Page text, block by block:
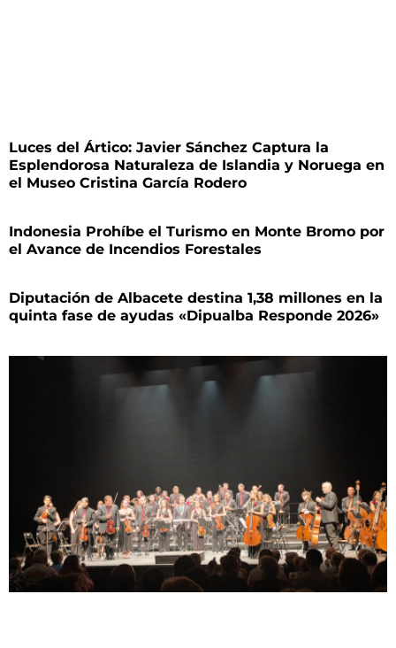
Luces del Ártico: Javier Sánchez Captura la
Esplendorosa Naturaleza de Islandia y Noruega en
el Museo Cristina García Rodero
Indonesia Prohíbe el Turismo en Monte Bromo por
el Avance de Incendios Forestales
Diputación de Albacete destina 1,38 millones en la
quinta fase de ayudas «Dipualba Responde 2026»